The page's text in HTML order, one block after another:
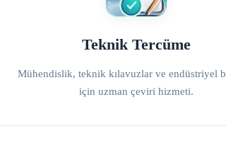
Teknik Tercüme
Mühendislik, teknik kılavuzlar ve endüstriyel
için uzman çeviri hizmeti.